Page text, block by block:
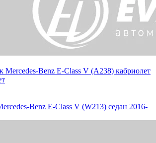
Mercedes-Benz E-Class V (A238) кабриолет
Benz E-Class V (W213) седан 2016-